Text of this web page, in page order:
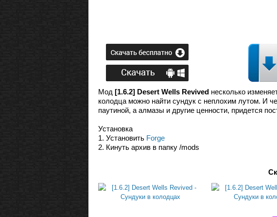
Мод [1.6.2] Desert Wells Revived несколько
колодца можно найти сундук с неплохим лутом. И
паутиной, а алмазы и другие ценности, придется
Установка
1. Установить Forge
2. Кинуть архив в папку /mods